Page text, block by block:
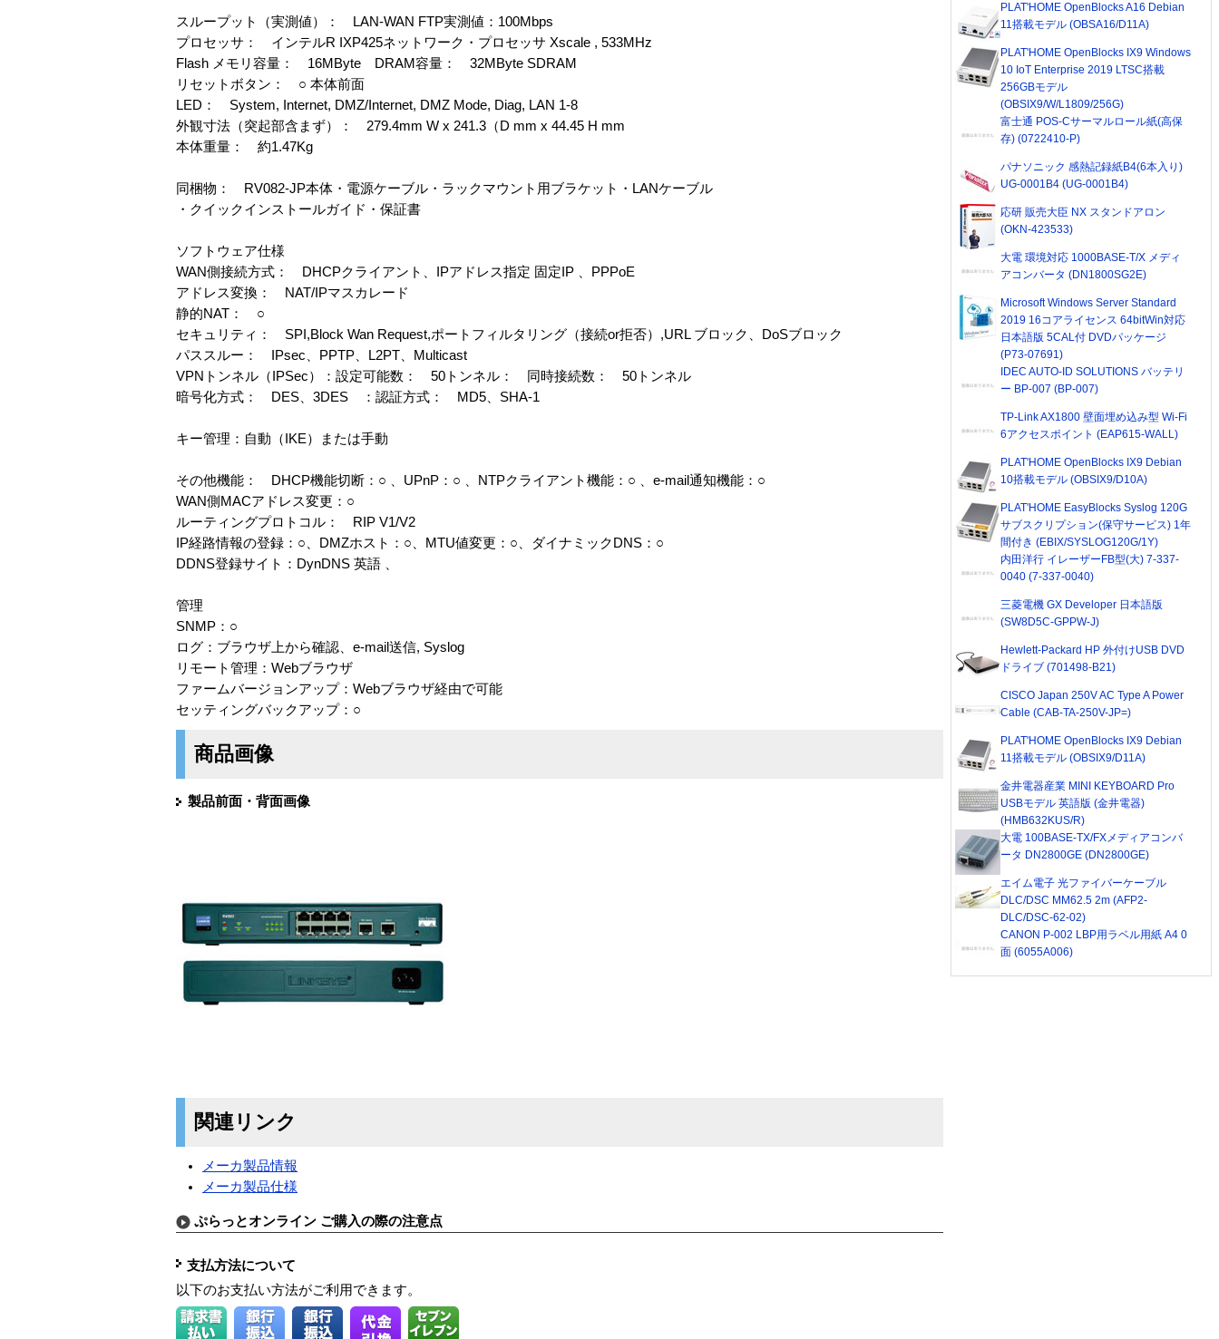
スループット（実測値）： LAN-WAN FTP実測値：100Mbps
プロセッサ： インテルR IXP425ネットワーク・プロセッサ Xscale , 533MHz
Flash メモリ容量： 16MByte DRAM容量： 32MByte SDRAM
リセットボタン： ○ 本体前面
LED： System, Internet, DMZ/Internet, DMZ Mode, Diag, LAN 1-8
外観寸法（突起部含まず）： 279.4mm W x 241.3（D mm x 44.45 H mm
本体重量： 約1.47Kg
同梱物： RV082-JP本体・電源ケーブル・ラックマウント用ブラケット・LANケーブル
・クイックインストールガイド・保証書
ソフトウェア仕様
WAN側接続方式： DHCPクライアント、IPアドレス指定 固定IP 、PPPoE
アドレス変換： NAT/IPマスカレード
静的NAT： ○
セキュリティ： SPI,Block Wan Request,ポートフィルタリング（接続or拒否）,URL ブロック、DoSブロック
パススルー： IPsec、PPTP、L2PT、Multicast
VPNトンネル（IPSec）：設定可能数： 50トンネル： 同時接続数： 50トンネル
暗号化方式： DES、3DES ：認証方式： MD5、SHA-1
キー管理：自動（IKE）または手動
その他機能： DHCP機能切断：○ 、UPnP：○ 、NTPクライアント機能：○ 、e-mail通知機能：○
WAN側MACアドレス変更：○
ルーティングプロトコル： RIP V1/V2
IP経路情報の登録：○、DMZホスト：○、MTU値変更：○、ダイナミックDNS：○
DDNS登録サイト：DynDNS 英語 、
管理
SNMP：○
ログ：ブラウザ上から確認、e-mail送信, Syslog
リモート管理：Webブラウザ
ファームバージョンアップ：Webブラウザ経由で可能
セッティングバックアップ：○
商品画像
製品前面・背面画像
関連リンク
メーカ製品情報
メーカ製品仕様
ぷらっとオンライン ご購入の際の注意点
支払方法について
以下のお支払い方法がご利用できます。
PLAT'HOME OpenBlocks A16 Debian
11搭載モデル (OBSA16/D11A)
PLAT'HOME OpenBlocks IX9 Windows
10 IoT Enterprise 2019 LTSC搭載
256GBモデル
(OBSIX9/W/L1809/256G)
富士通 POS-Cサーマルロール紙(高保
存) (0722410-P)
パナソニック 感熱記録紙B4(6本入り)
UG-0001B4 (UG-0001B4)
応研 販売大臣 NX スタンドアロン
(OKN-423533)
大電 環境対応 1000BASE-T/X メディ
アコンバータ (DN1800SG2E)
Microsoft Windows Server Standard
2019 16コアライセンス 64bitWin対応
日本語版 5CAL付 DVDパッケージ
(P73-07691)
IDEC AUTO-ID SOLUTIONS バッテリ
ー BP-007 (BP-007)
TP-Link AX1800 壁面埋め込み型 Wi-Fi
6アクセスポイント (EAP615-WALL)
PLAT'HOME OpenBlocks IX9 Debian
10搭載モデル (OBSIX9/D10A)
PLAT'HOME EasyBlocks Syslog 120G
サブスクリプション(保守サービス) 1年
間付き (EBIX/SYSLOG120G/1Y)
内田洋行 イレーザーFB型(大) 7-337-
0040 (7-337-0040)
三菱電機 GX Developer 日本語版
(SW8D5C-GPPW-J)
Hewlett-Packard HP 外付けUSB DVD
ドライブ (701498-B21)
CISCO Japan 250V AC Type A Power
Cable (CAB-TA-250V-JP=)
PLAT'HOME OpenBlocks IX9 Debian
11搭載モデル (OBSIX9/D11A)
金井電器産業 MINI KEYBOARD Pro
USBモデル 英語版 (金井電器)
(HMB632KUS/R)
大電 100BASE-TX/FXメディアコンバ
ータ DN2800GE (DN2800GE)
エイム電子 光ファイバーケーブル
DLC/DSC MM62.5 2m (AFP2-
DLC/DSC-62-02)
CANON P-002 LBP用ラベル用紙 A4 0
面 (6055A006)